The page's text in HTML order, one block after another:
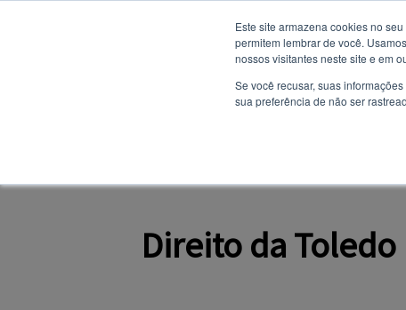
Este site armazena cookies no
permitem lembrar de você.
nossos visitantes neste site e em
Se você recusar, suas
sua preferência de não ser
NOTÍCIAS
Direito da